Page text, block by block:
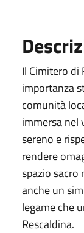
Il Cimitero di
importanza
comunità
immersa nel
sereno e
rendere
spazio sacro
anche un
legame che
Rescaldina.